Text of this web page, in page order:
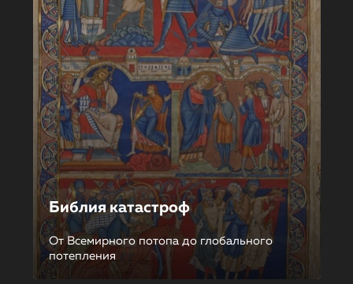
Библия катастроф
От Всемирного потопа до глобального
потепления